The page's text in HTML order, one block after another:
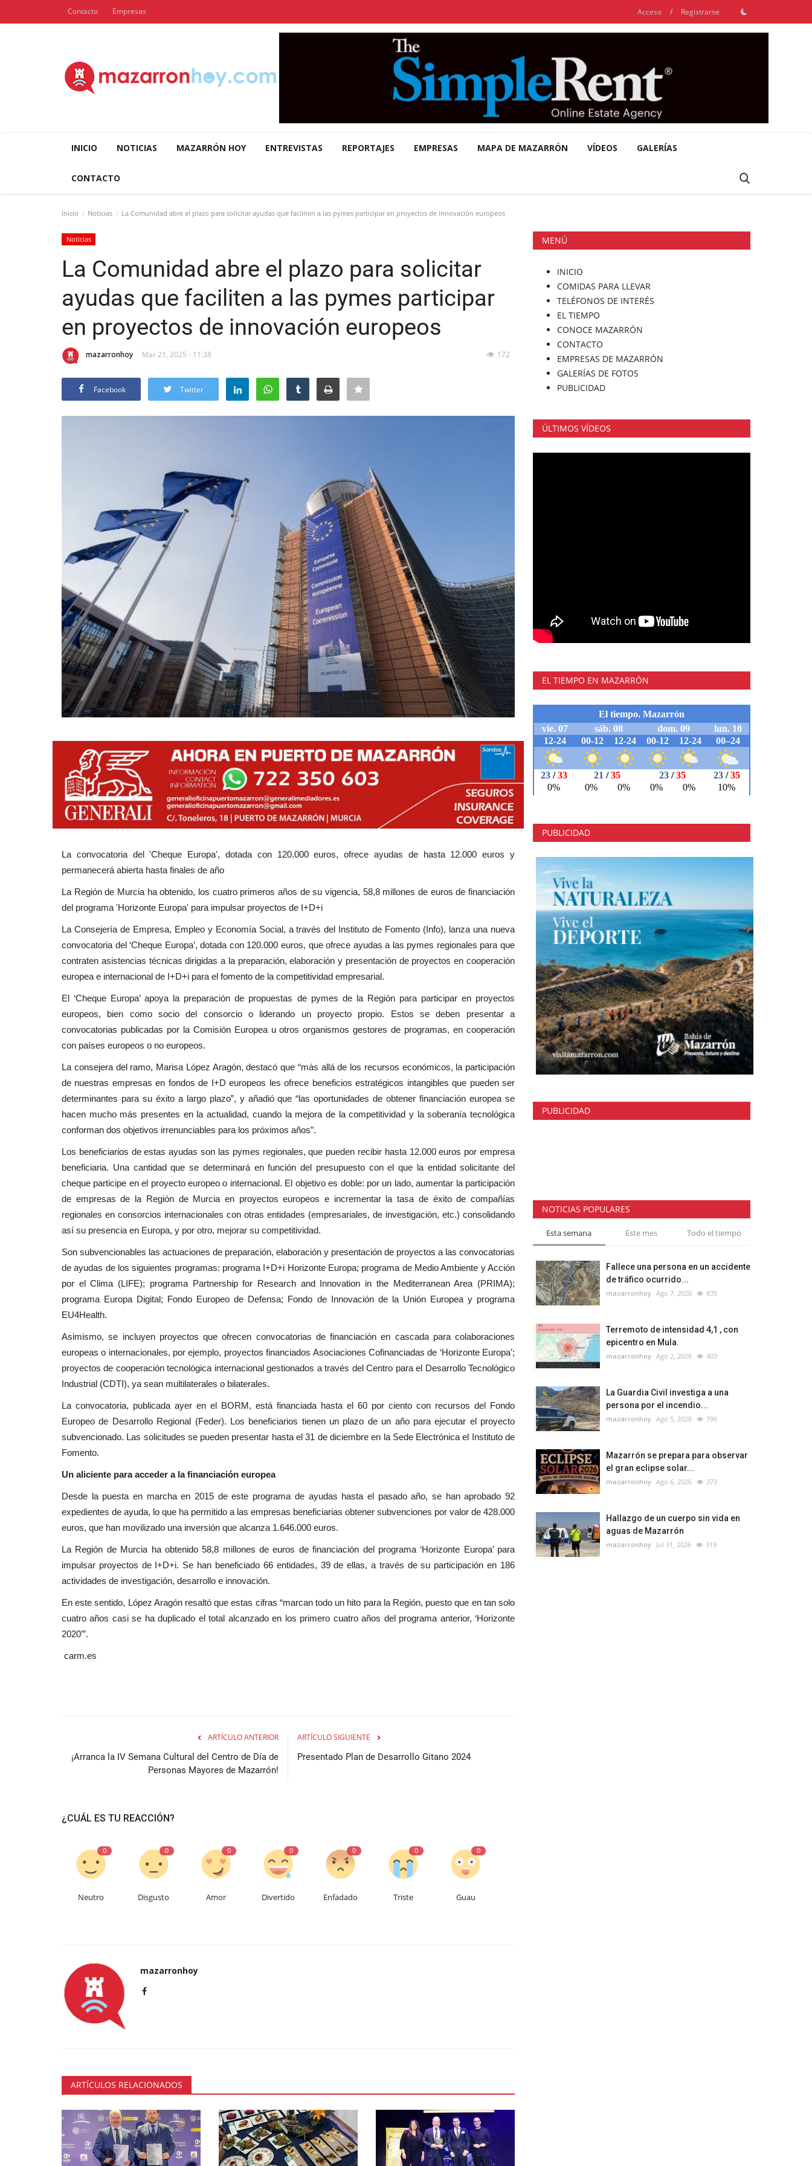
Contacto Empresas Acceso / Registrarse
INICIO NOTICIAS MAZARRÓN HOY ENTREVISTAS REPORTAJES EMPRESAS MAPA DE MAZARRÓN VÍDEOS GALERÍAS
CONTACTO
Inicio Noticias La Comunidad abre el plazo para solicitar ayudas que faciliten a las pymes participar en proyectos de innovación europeos
Noticias
La Comunidad abre el plazo para solicitar
ayudas que faciliten a las pymes participar
en proyectos de innovación europeos
mazarronhoy Mar 21, 2025 - 11:38 172
Facebook Twitter
La convocatoria del 'Cheque Europa', dotada con 120.000 euros, ofrece ayudas de hasta 12.000 euros y
permanecerá abierta hasta finales de año
La Región de Murcia ha obtenido, los cuatro primeros años de su vigencia, 58,8 millones de euros de financiación
del programa 'Horizonte Europa' para impulsar proyectos de I+D+i
La Consejería de Empresa, Empleo y Economía Social, a través del Instituto de Fomento (Info), lanza una nueva
convocatoria del ‘Cheque Europa’, dotada con 120.000 euros, que ofrece ayudas a las pymes regionales para que
contraten asistencias técnicas dirigidas a la preparación, elaboración y presentación de proyectos en cooperación
europea e internacional de I+D+i para el fomento de la competitividad empresarial.
El ‘Cheque Europa’ apoya la preparación de propuestas de pymes de la Región para participar en proyectos
europeos, bien como socio del consorcio o liderando un proyecto propio. Estos se deben presentar a
convocatorias publicadas por la Comisión Europea u otros organismos gestores de programas, en cooperación
con países europeos o no europeos.
La consejera del ramo, Marisa López Aragón, destacó que “más allá de los recursos económicos, la participación
de nuestras empresas en fondos de I+D europeos les ofrece beneficios estratégicos intangibles que pueden ser
determinantes para su éxito a largo plazo”, y añadió que “las oportunidades de obtener financiación europea se
hacen mucho más presentes en la actualidad, cuando la mejora de la competitividad y la soberanía tecnológica
conforman dos objetivos irrenunciables para los próximos años”.
Los beneficiarios de estas ayudas son las pymes regionales, que pueden recibir hasta 12.000 euros por empresa
beneficiaria. Una cantidad que se determinará en función del presupuesto con el que la entidad solicitante del
cheque participe en el proyecto europeo o internacional. El objetivo es doble: por un lado, aumentar la participación
de empresas de la Región de Murcia en proyectos europeos e incrementar la tasa de éxito de compañías
regionales en consorcios internacionales con otras entidades (empresariales, de investigación, etc.) consolidando
así su presencia en Europa, y por otro, mejorar su competitividad.
Son subvencionables las actuaciones de preparación, elaboración y presentación de proyectos a las convocatorias
de ayudas de los siguientes programas: programa I+D+i Horizonte Europa; programa de Medio Ambiente y Acción
por el Clima (LIFE); programa Partnership for Research and Innovation in the Mediterranean Area (PRIMA);
programa Europa Digital; Fondo Europeo de Defensa; Fondo de Innovación de la Unión Europea y programa
EU4Health.
Asimismo, se incluyen proyectos que ofrecen convocatorias de financiación en cascada para colaboraciones
europeas o internacionales, por ejemplo, proyectos financiados Asociaciones Cofinanciadas de ‘Horizonte Europa’;
proyectos de cooperación tecnológica internacional gestionados a través del Centro para el Desarrollo Tecnológico
Industrial (CDTI), ya sean multilaterales o bilaterales.
La convocatoria, publicada ayer en el BORM, está financiada hasta el 60 por ciento con recursos del Fondo
Europeo de Desarrollo Regional (Feder). Los beneficiarios tienen un plazo de un año para ejecutar el proyecto
subvencionado. Las solicitudes se pueden presentar hasta el 31 de diciembre en la Sede Electrónica el Instituto de
Fomento.
Un aliciente para acceder a la financiación europea
Desde la puesta en marcha en 2015 de este programa de ayudas hasta el pasado año, se han aprobado 92
expedientes de ayuda, lo que ha permitido a las empresas beneficiarias obtener subvenciones por valor de 428.000
euros, que han movilizado una inversión que alcanza 1.646.000 euros.
La Región de Murcia ha obtenido 58,8 millones de euros de financiación del programa ‘Horizonte Europa’ para
impulsar proyectos de I+D+i. Se han beneficiado 66 entidades, 39 de ellas, a través de su participación en 186
actividades de investigación, desarrollo e innovación.
En este sentido, López Aragón resaltó que estas cifras “marcan todo un hito para la Región, puesto que en tan solo
cuatro años casi se ha duplicado el total alcanzado en los primero cuatro años del programa anterior, ‘Horizonte
2020’”.
carm.es
ARTÍCULO ANTERIOR
¡Arranca la IV Semana Cultural del Centro de Día de
Personas Mayores de Mazarrón!
ARTÍCULO SIGUIENTE
Presentado Plan de Desarrollo Gitano 2024
¿CUÁL ES TU REACCIÓN?
0
Neutro
0
Disgusto
0
Amor
0
Divertido
0
Enfadado
0
Triste
0
Guau
mazarronhoy
ARTÍCULOS RELACIONADOS
MENÚ
INICIO
COMIDAS PARA LLEVAR
TELÉFONOS DE INTERÉS
EL TIEMPO
CONOCE MAZARRÓN
CONTACTO
EMPRESAS DE MAZARRÓN
GALERÍAS DE FOTOS
PUBLICIDAD
ÚLTIMOS VÍDEOS
EL TIEMPO EN MAZARRÓN
PUBLICIDAD
PUBLICIDAD
NOTICIAS POPULARES
Esta semana Este mes Todo el tiempo
Fallece una persona en un accidente
de tráfico ocurrido...
mazarronhoy Ago 7, 2026 835
Terremoto de intensidad 4,1 , con
epicentro en Mula.
mazarronhoy Ago 2, 2026 403
La Guardia Civil investiga a una
persona por el incendio...
mazarronhoy Ago 5, 2026 396
Mazarrón se prepara para observar
el gran eclipse solar...
mazarronhoy Ago 6, 2026 373
Hallazgo de un cuerpo sin vida en
aguas de Mazarrón
mazarronhoy Jul 31, 2026 319